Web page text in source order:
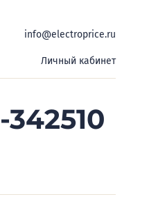
info@electroprice.ru
Личный кабинет